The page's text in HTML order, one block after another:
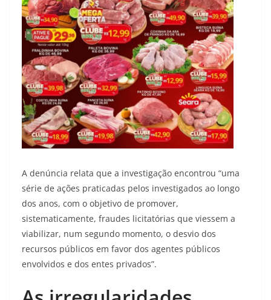
A denúncia relata que a investigação encontrou “uma
série de ações praticadas pelos investigados ao longo
dos anos, com o objetivo de promover,
sistematicamente, fraudes licitatórias que viessem a
viabilizar, num segundo momento, o desvio dos
recursos públicos em favor dos agentes públicos
envolvidos e dos entes privados”.